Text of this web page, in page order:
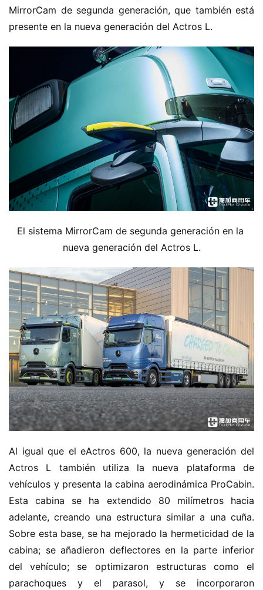
MirrorCam de segunda generación, que también está
presente en la nueva generación del Actros L.
El sistema MirrorCam de segunda generación en la
nueva generación del Actros L.
Al igual que el eActros 600, la nueva generación del
Actros L también utiliza la nueva plataforma de
vehículos y presenta la cabina aerodinámica ProCabin.
Esta cabina se ha extendido 80 milímetros hacia
adelante, creando una estructura similar a una cuña.
Sobre esta base, se ha mejorado la hermeticidad de la
cabina; se añadieron deflectores en la parte inferior
del vehículo; se optimizaron estructuras como el
parachoques y el parasol, y se incorporaron